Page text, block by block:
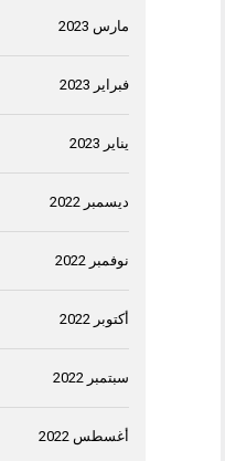
مارس 2023
فبراير 2023
يناير 2023
ديسمبر 2022
نوفمبر 2022
أكتوبر 2022
سبتمبر 2022
أغسطس 2022